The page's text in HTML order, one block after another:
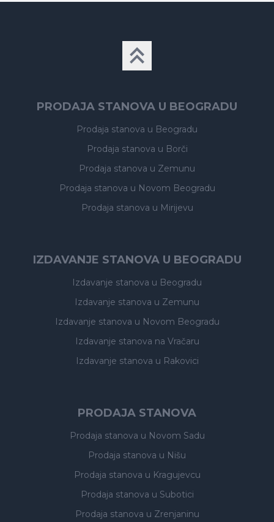
PRODAJA STANOVA U BEOGRADU
Prodaja stanova u Beogradu
Prodaja stanova u Borči
Prodaja stanova u Zemunu
Prodaja stanova u Novom Beogradu
Prodaja stanova u Mirijevu
IZDAVANJE STANOVA U BEOGRADU
Izdavanje stanova u Beogradu
Izdavanje stanova u Zemunu
Izdavanje stanova u Novom Beogradu
Izdavanje stanova na Vračaru
Izdavanje stanova u Rakovici
PRODAJA STANOVA
Prodaja stanova u Novom Sadu
Prodaja stanova u Nišu
Prodaja stanova u Kragujevcu
Prodaja stanova u Subotici
Prodaja stanova u Zrenjaninu